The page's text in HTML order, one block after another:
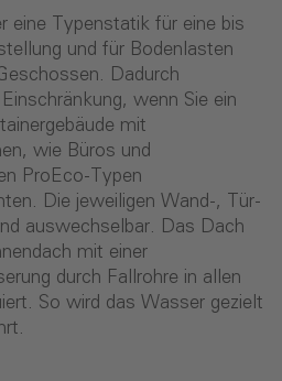
eine Typenstatik für eine bis
und für Bodenlasten
Dadurch
wenn Sie ein
mit
wie Büros und
ProEco-Typen
Die jeweiligen Wand-, Tür-
auswechselbar. Das Dach
mit einer
durch Fallrohre in allen
So wird das Wasser gezielt